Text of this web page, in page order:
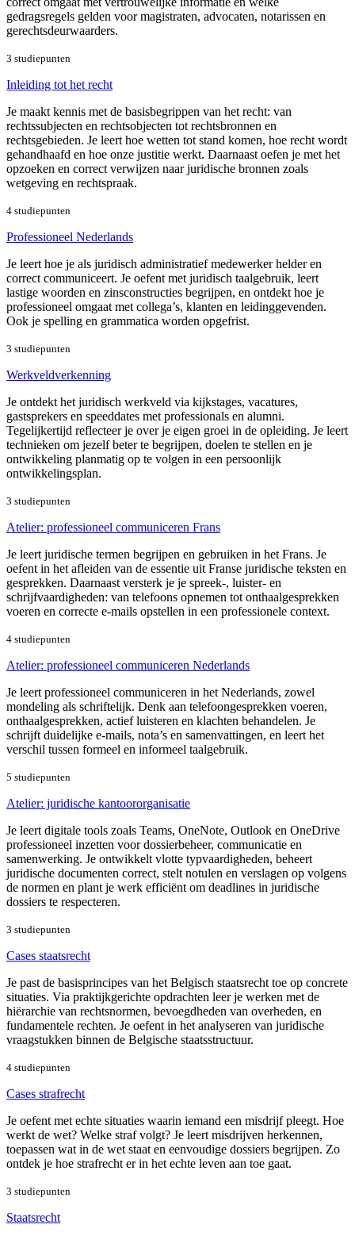
gedragsregels gelden voor magistraten, advocaten, notarissen en
gerechtsdeurwaarders.
3 studiepunten
Inleiding tot het recht
Je maakt kennis met de basisbegrippen van het recht: van
rechtssubjecten en rechtsobjecten tot rechtsbronnen en
rechtsgebieden. Je leert hoe wetten tot stand komen, hoe recht wordt
gehandhaafd en hoe onze justitie werkt. Daarnaast oefen je met het
opzoeken en correct verwijzen naar juridische bronnen zoals
wetgeving en rechtspraak.
4 studiepunten
Professioneel Nederlands
Je leert hoe je als juridisch administratief medewerker helder en
correct communiceert. Je oefent met juridisch taalgebruik, leert
lastige woorden en zinsconstructies begrijpen, en ontdekt hoe je
professioneel omgaat met collega’s, klanten en leidinggevenden.
Ook je spelling en grammatica worden opgefrist.
3 studiepunten
Werkveldverkenning
Je ontdekt het juridisch werkveld via kijkstages, vacatures,
gastsprekers en speeddates met professionals en alumni.
Tegelijkertijd reflecteer je over je eigen groei in de opleiding. Je leert
technieken om jezelf beter te begrijpen, doelen te stellen en je
ontwikkeling planmatig op te volgen in een persoonlijk
ontwikkelingsplan.
3 studiepunten
Atelier: professioneel communiceren Frans
Je leert juridische termen begrijpen en gebruiken in het Frans. Je
oefent in het afleiden van de essentie uit Franse juridische teksten en
gesprekken. Daarnaast versterk je je spreek-, luister- en
schrijfvaardigheden: van telefoons opnemen tot onthaalgesprekken
voeren en correcte e-mails opstellen in een professionele context.
4 studiepunten
Atelier: professioneel communiceren Nederlands
Je leert professioneel communiceren in het Nederlands, zowel
mondeling als schriftelijk. Denk aan telefoongesprekken voeren,
onthaalgesprekken, actief luisteren en klachten behandelen. Je
schrijft duidelijke e-mails, nota’s en samenvattingen, en leert het
verschil tussen formeel en informeel taalgebruik.
5 studiepunten
Atelier: juridische kantoororganisatie
Je leert digitale tools zoals Teams, OneNote, Outlook en OneDrive
professioneel inzetten voor dossierbeheer, communicatie en
samenwerking. Je ontwikkelt vlotte typvaardigheden, beheert
juridische documenten correct, stelt notulen en verslagen op volgens
de normen en plant je werk efficiënt om deadlines in juridische
dossiers te respecteren.
3 studiepunten
Cases staatsrecht
Je past de basisprincipes van het Belgisch staatsrecht toe op concrete
situaties. Via praktijkgerichte opdrachten leer je werken met de
hiërarchie van rechtsnormen, bevoegdheden van overheden, en
fundamentele rechten. Je oefent in het analyseren van juridische
vraagstukken binnen de Belgische staatsstructuur.
4 studiepunten
Cases strafrecht
Je oefent met echte situaties waarin iemand een misdrijf pleegt. Hoe
werkt de wet? Welke straf volgt? Je leert misdrijven herkennen,
toepassen wat in de wet staat en eenvoudige dossiers begrijpen. Zo
ontdek je hoe strafrecht er in het echte leven aan toe gaat.
3 studiepunten
Staatsrecht